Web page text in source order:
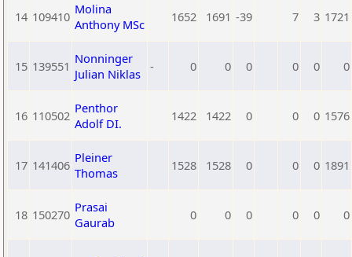
14 109410 Molina
Anthony MSc
1652 1691 -39 7 3 1721
15 139551 Nonninger
Julian Niklas - 0 0 0 0 0 0
16 110502 Penthor
Adolf DI.
1422 1422 0 0 0 1576
17 141406 Pleiner
Thomas
1528 1528 0 0 0 1891
18 150270 Prasai
Gaurab
0 0 0 0 0 0